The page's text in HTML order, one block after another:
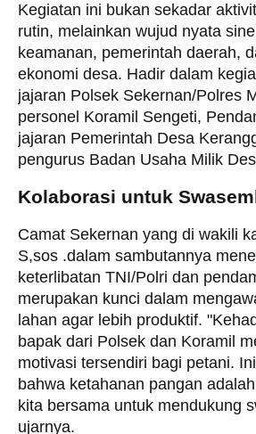
​Kegiatan ini bukan sekadar
rutin, melainkan wujud nyata
keamanan, pemerintah daerah,
ekonomi desa. Hadir dalam
jajaran Polsek Sekernan/Polres
personel Koramil Sengeti,
jajaran Pemerintah Desa
pengurus Badan Usaha Milik
Kolaborasi untuk
​Camat Sekernan yang di wakili
S,sos .dalam sambutannya
keterlibatan TNI/Polri dan
merupakan kunci dalam
lahan agar lebih produktif.
bapak dari Polsek dan Koramil
motivasi tersendiri bagi petani.
bahwa ketahanan pangan
kita bersama untuk mendukung
ujarnya.